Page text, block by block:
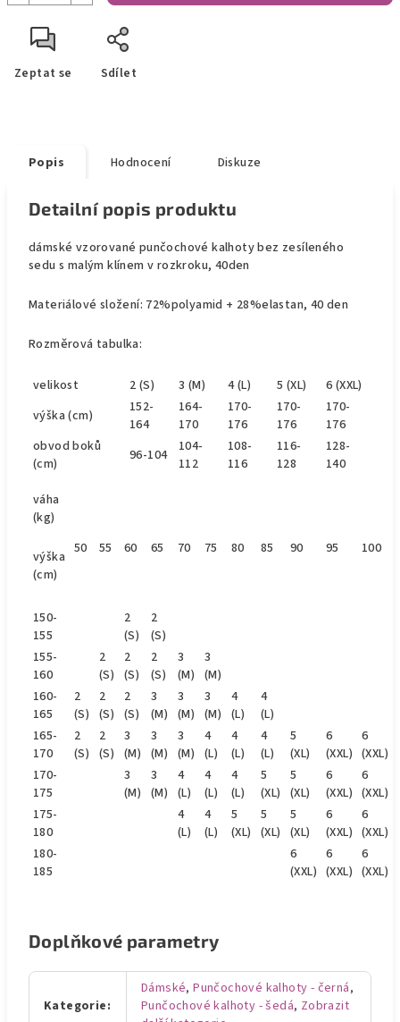
Zeptat se Sdílet
Popis Hodnocení Diskuze
Detailní popis produktu
dámské vzorované punčochové kalhoty bez zesíleného
sedu s malým klínem v rozkroku, 40den
Materiálové složení: 72%polyamid + 28%elastan, 40 den
Rozměrová tabulka:
velikost 2 (S) 3 (M) 4 (L) 5 (XL)
6 (XXL)
výška (cm)
152-
164
164-
170
170-
176
170-
176
170-
176
obvodboků
(cm)
96-104
104-
112
108-
116
116-
128
128-
140
váha
(kg)
výška
(cm)
50 55 60 65 70 75 80 85 90 95 100
150-
155
2
(S)
2
(S)
155-
160
2
(S)
2
(S)
2
(S)
3
(M)
3
(M)
160-
165
2
(S)
2
(S)
2
(S)
3
(M)
3
(M)
3
(M)
4
(L)
4
(L)
165-
170
2
(S)
2
(S)
3
(M)
3
(M)
3
(M)
4
(L)
4
(L)
4
(L)
5
(XL)
6
(XXL)
6
(XXL)
170-
175
3
(M)
3
(M)
4
(L)
4
(L)
4
(L)
5
(XL)
5
(XL)
6
(XXL)
6
(XXL)
175-
180
4
(L)
4
(L)
5
(XL)
5
(XL)
5
(XL)
6
(XXL)
6
(XXL)
180-
185
6
(XXL)
6
(XXL)
6
(XXL)
Doplňkové parametry
Kategorie:
Dámské,Punčochové kalhoty - černá,
Punčochové kalhoty - šedá, Zobrazit